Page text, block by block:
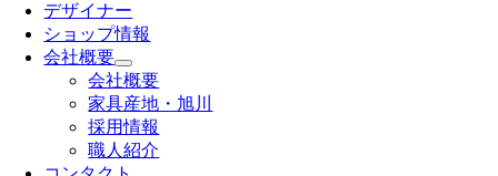
デザイナー
ショップ情報
会社概要
会社概要
家具産地・旭川
採用情報
職人紹介